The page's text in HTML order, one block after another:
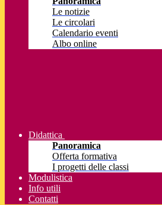
Le notizie
Le circolari
Calendario eventi
Albo online
Didattica
Panoramica
Offerta formativa
I progetti delle classi
Modulistica
Info utili
Contatti